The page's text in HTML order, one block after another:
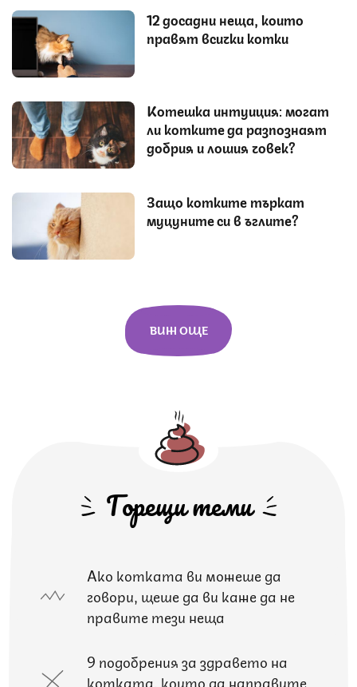
12 досадни неща, които
правят всички котки
Котешка интуиция: могат
ли котките да разпознаят
добрия и лошия човек?
Защо котките търкат
муцуните си в ъглите?
ВИЖ ОЩЕ
Горещи теми
Ако котката ви можеше да
говори, щеше да ви каже да не
правите тези неща
9 подобрения за здравето на
котката, които да направите